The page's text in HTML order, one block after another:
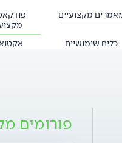
מקצועיים
כלים שימושיים
פורומים